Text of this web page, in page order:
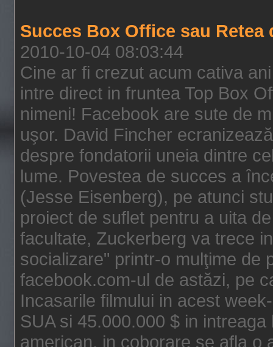
Succes Box Office sau Retea
2010-10-04 08:03:44
Cine ar fi crezut acum cativa
intre direct in fruntea Top Box
nimeni! Facebook are sute de
uşor. David Fincher
despre fondatorii uneia dintre
lume. Povestea de succes a
(Jesse Eisenberg), pe atunci
proiect de suflet pentru a uita
facultate, Zuckerberg va trece
socializare" printr-o mulţime de
facebook.com-ul de astăzi, pe
Incasarile filmului in acest
SUA si 45.000.000 $ in
american, in coborare se afla o